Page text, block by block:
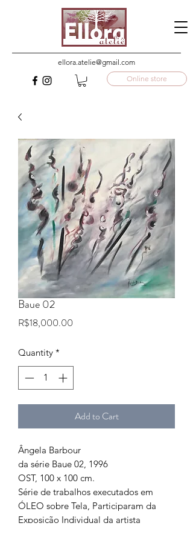
ellora.atelie@gmail.com
Online store
Baue 02
R$18,000.00
Quantity *
Add to Cart
Ângela Barbour
da série Baue 02, 1996
OST, 100 x 100 cm.
Série de trabalhos executados em
ÓLEO sobre Tela, Participaram da
Exposição Individual da artista